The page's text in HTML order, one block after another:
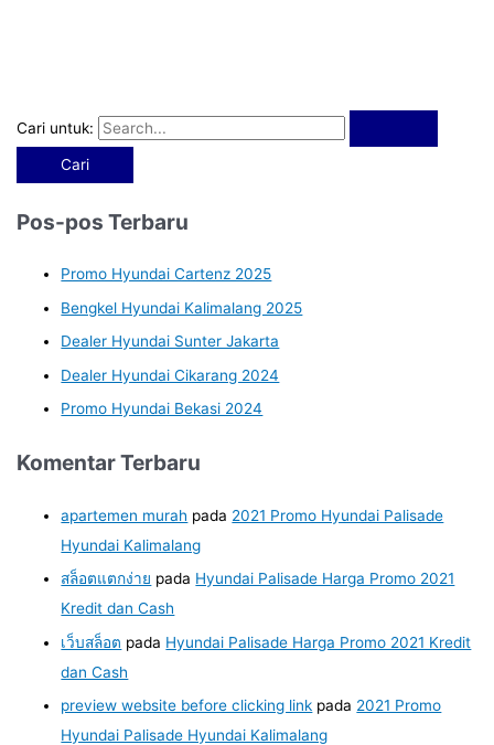
Cari untuk:
Pos-pos Terbaru
Promo Hyundai Cartenz 2025
Bengkel Hyundai Kalimalang 2025
Dealer Hyundai Sunter Jakarta
Dealer Hyundai Cikarang 2024
Promo Hyundai Bekasi 2024
Komentar Terbaru
apartemen murah pada 2021 Promo Hyundai Palisade
Hyundai Kalimalang
สล็อตแตกง่าย pada Hyundai Palisade Harga Promo 2021
Kredit dan Cash
เว็บสล็อต pada Hyundai Palisade Harga Promo 2021 Kredit
dan Cash
preview website before clicking link pada 2021 Promo
Hyundai Palisade Hyundai Kalimalang